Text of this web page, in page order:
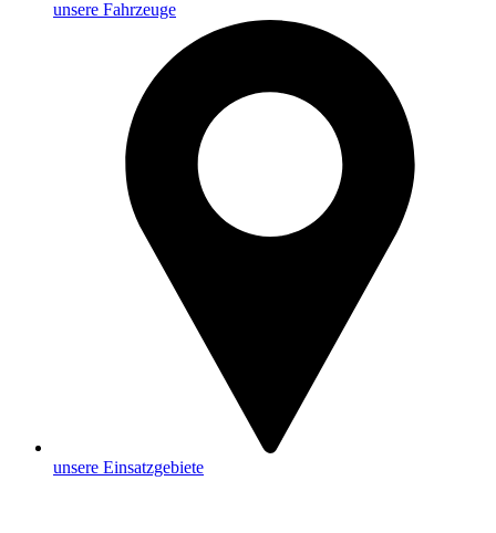
unsere Fahrzeuge
unsere Einsatzgebiete